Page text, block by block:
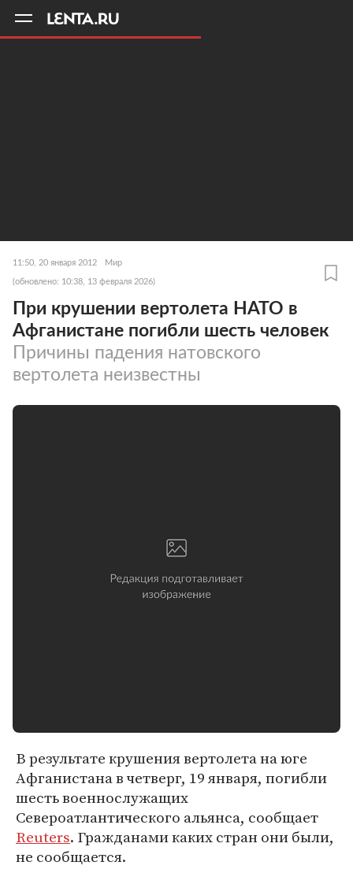
11:50, 20 января 2012 Мир
(обновлено: 10:38, 13 февраля 2026)
При крушении вертолета НАТО в
Афганистане погибли шесть человек
Причины падения натовского
вертолета неизвестны
В результате крушения вертолета на юге
Афганистана в четверг, 19 января, погибли
шесть военнослужащих
Североатлантического альянса, сообщает
Reuters. Гражданами каких стран они были,
не сообщается.